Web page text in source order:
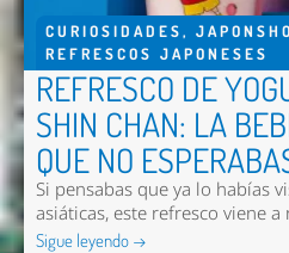
CURIOSIDADES,
REFRESCOS JAPONESES
REFRESCO DE
SHIN CHAN: LA
QUE NO
Si pensabas que ya lo habías
asiáticas, este refresco viene
Sigue leyendo →